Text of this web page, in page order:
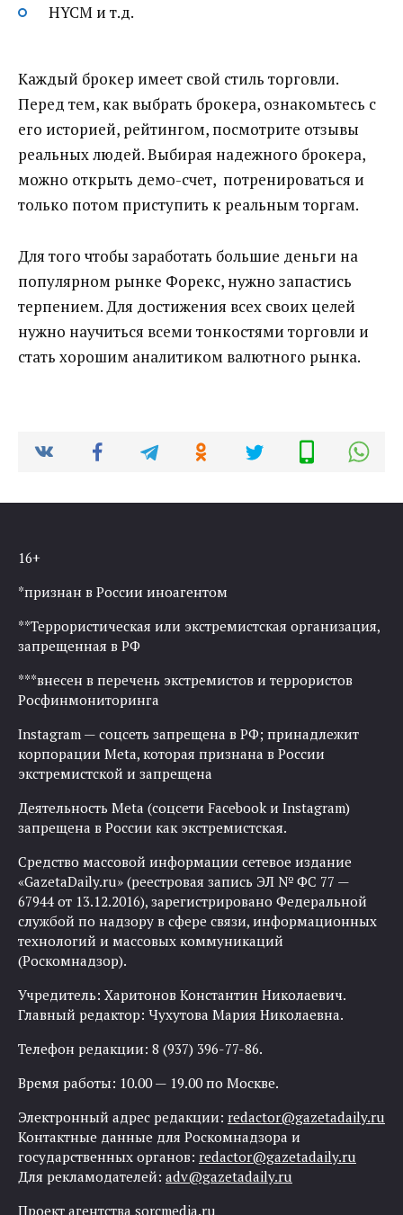
HYCM и т.д.
Каждый брокер имеет свой стиль торговли.
Перед тем, как выбрать брокера, ознакомьтесь с
его историей, рейтингом, посмотрите отзывы
реальных людей. Выбирая надежного брокера,
можно открыть демо-счет, потренироваться и
только потом приступить к реальным торгам.
Для того чтобы заработать большие деньги на
популярном рынке Форекс, нужно запастись
терпением. Для достижения всех своих целей
нужно научиться всеми тонкостями торговли и
стать хорошим аналитиком валютного рынка.
16+
*признан в России иноагентом
**Террористическая или экстремистская организация,
запрещенная в РФ
***внесен в перечень экстремистов и террористов
Росфинмониторинга
Instagram — соцсеть запрещена в РФ; принадлежит
корпорации Meta, которая признана в России
экстремистской и запрещена
Деятельность Meta (соцсети Facebook и Instagram)
запрещена в России как экстремистская.
Средство массовой информации сетевое издание
«GazetaDaily.ru» (реестровая запись ЭЛ № ФС 77 —
67944 от 13.12.2016), зарегистрировано Федеральной
службой по надзору в сфере связи, информационных
технологий и массовых коммуникаций
(Роскомнадзор).
Учредитель: Харитонов Константин Николаевич.
Главный редактор: Чухутова Мария Николаевна.
Телефон редакции: 8 (937) 396-77-86.
Время работы: 10.00 — 19.00 по Москве.
Электронный адрес редакции: redactor@gazetadaily.ru
Контактные данные для Роскомнадзора и
государственных органов: redactor@gazetadaily.ru
Для рекламодателей: adv@gazetadaily.ru
Проект агентства sorcmedia.ru